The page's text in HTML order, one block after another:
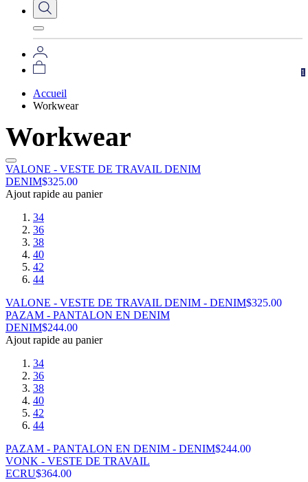
1
Accueil
Workwear
Workwear
VALONE - VESTE DE TRAVAIL DENIM
DENIM$325.00
Ajout rapide au panier
34
36
38
40
42
44
VALONE - VESTE DE TRAVAIL DENIM - DENIM$325.00
PAZAM - PANTALON EN DENIM
DENIM$244.00
Ajout rapide au panier
34
36
38
40
42
44
PAZAM - PANTALON EN DENIM - DENIM$244.00
VONK - VESTE DE TRAVAIL
ECRU$364.00